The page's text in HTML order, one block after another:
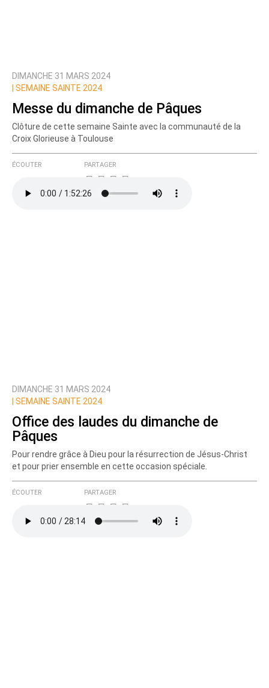
DIMANCHE 31 MARS 2024
SEMAINE SAINTE 2024
Messe du dimanche de Pâques
Clôture de cette semaine Sainte avec la communauté de la
Croix Glorieuse à Toulouse
ÉCOUTER PARTAGER
DIMANCHE 31 MARS 2024
SEMAINE SAINTE 2024
Office des laudes du dimanche de
Pâques
Pour rendre grâce à Dieu pour la résurrection de Jésus-Christ
et pour prier ensemble en cette occasion spéciale.
ÉCOUTER PARTAGER